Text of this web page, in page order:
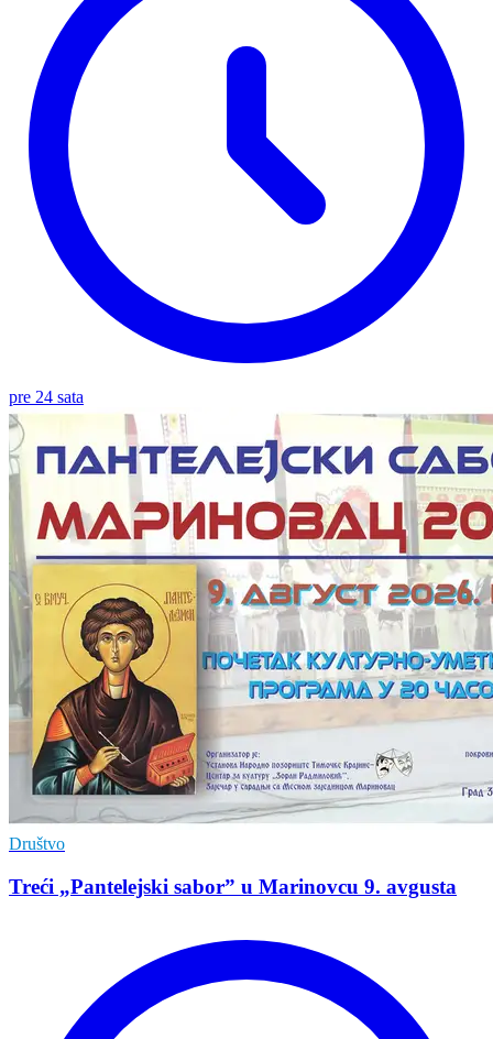
pre 24 sata
Društvo
Treći „Pantelejski sabor” u Marinovcu 9. avgusta